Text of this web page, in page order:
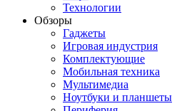
Технологии
Обзоры
Гаджеты
Игровая индустрия
Комплектующие
Мобильная техника
Мультимедиа
Ноутбуки и планшеты